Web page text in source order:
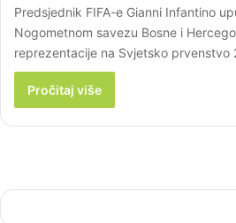
Predsjednik FIFA-e Gianni Infantino
Nogometnom savezu Bosne i
reprezentacije na Svjetsko prvenstvo
Pročitaj više